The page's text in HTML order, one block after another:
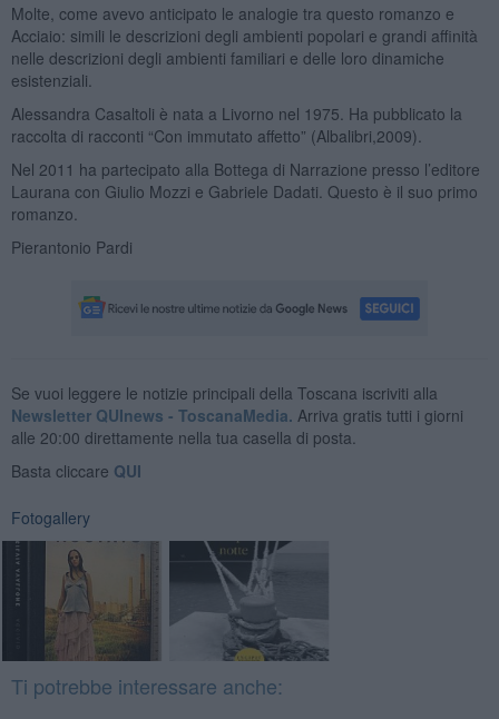
Molte, come avevo anticipato le analogie tra questo romanzo e
Acciaio: simili le descrizioni degli ambienti popolari e grandi affinità
nelle descrizioni degli ambienti familiari e delle loro dinamiche
esistenziali.
Alessandra Casaltoli è nata a Livorno nel 1975. Ha pubblicato la
raccolta di racconti “Con immutato affetto” (Albalibri,2009).
Nel 2011 ha partecipato alla Bottega di Narrazione presso l’editore
Laurana con Giulio Mozzi e Gabriele Dadati. Questo è il suo primo
romanzo.
Pierantonio Pardi
Se vuoi leggere le notizie principali della Toscana iscriviti alla
Newsletter QUInews - ToscanaMedia. Arriva gratis tutti i giorni
alle 20:00 direttamente nella tua casella di posta.
Basta cliccare QUI
Fotogallery
Ti potrebbe interessare anche: